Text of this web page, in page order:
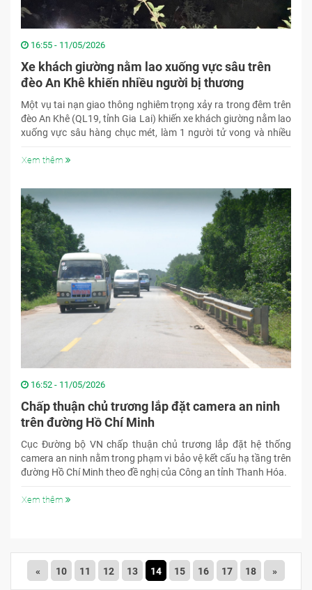
16:55 - 11/05/2026
Xe khách giường nằm lao xuống vực sâu trên
đèo An Khê khiến nhiều người bị thương
Một vụ tai nạn giao thông nghiêm trọng xảy ra trong đêm trên
đèo An Khê (QL19, tỉnh Gia Lai) khiến xe khách giường nằm lao
xuống vực sâu hàng chục mét, làm 1 người tử vong và nhiều
Xem thêm
16:52 - 11/05/2026
Chấp thuận chủ trương lắp đặt camera an ninh
trên đường Hồ Chí Minh
Cục Đường bộ VN chấp thuận chủ trương lắp đặt hệ thống
camera an ninh nằm trong phạm vi bảo vệ kết cấu hạ tầng trên
đường Hồ Chí Minh theo đề nghị của Công an tỉnh Thanh Hóa.
Xem thêm
« 10 11 12 13 14 15 16 17 18 »